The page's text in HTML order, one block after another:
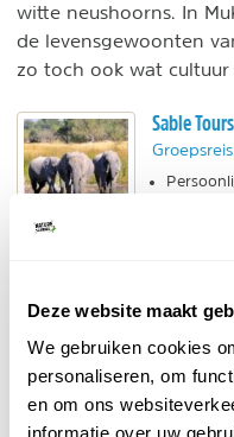
Deze website maakt
We gebruiken cookies
personaliseren, om
en om ons
informatie over uw
witte neushoorns. In
de levensgewoonten
zo toch ook wat cultuur
Sable
Intrepid
Groepsreis
Reis in
Van
Wild